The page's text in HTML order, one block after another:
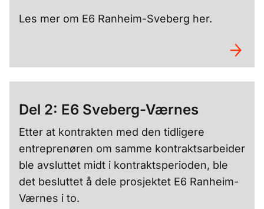
Les mer om E6 Ranheim-Sveberg her.
Del 2: E6 Sveberg-Værnes
Etter at kontrakten med den tidligere
entreprenøren om samme kontraktsarbeider
ble avsluttet midt i kontraktsperioden, ble
det besluttet å dele prosjektet E6 Ranheim-
Værnes i to.